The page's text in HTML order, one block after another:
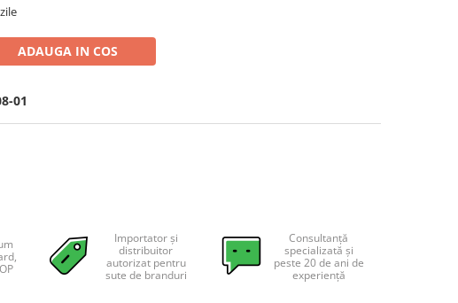
ADAUGA IN COS
01
Importator și
distribuitor
autorizat pentru
sute de branduri
Consultanță
specializată și
peste 20 de ani de
experiență